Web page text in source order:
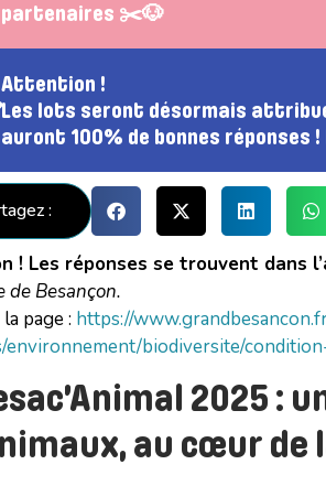
partenaires ✂️🐶
Attention !
Les lots seront désormais
auront 100% de bonnes réponses !
:
! Les réponses se trouvent dans
Besançon.
page : https://
environnement/biodiversite/
2025 :
au cœur de